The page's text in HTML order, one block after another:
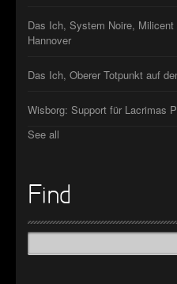
Das Ich, System Noire,
Hannover
Das Ich, Oberer Totpunkt auf
Wisborg: Support für Lacrimas
See all
Find
Suchen
nach: